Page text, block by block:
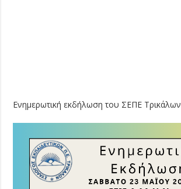
Eνημερωτική εκδήλωση του ΣΕΠΕ Τρικάλων